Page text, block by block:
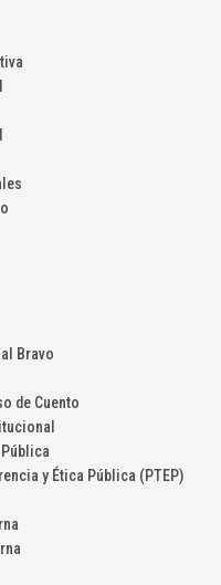
Bravo
de Cuento
y Ética Pública (PTEP)